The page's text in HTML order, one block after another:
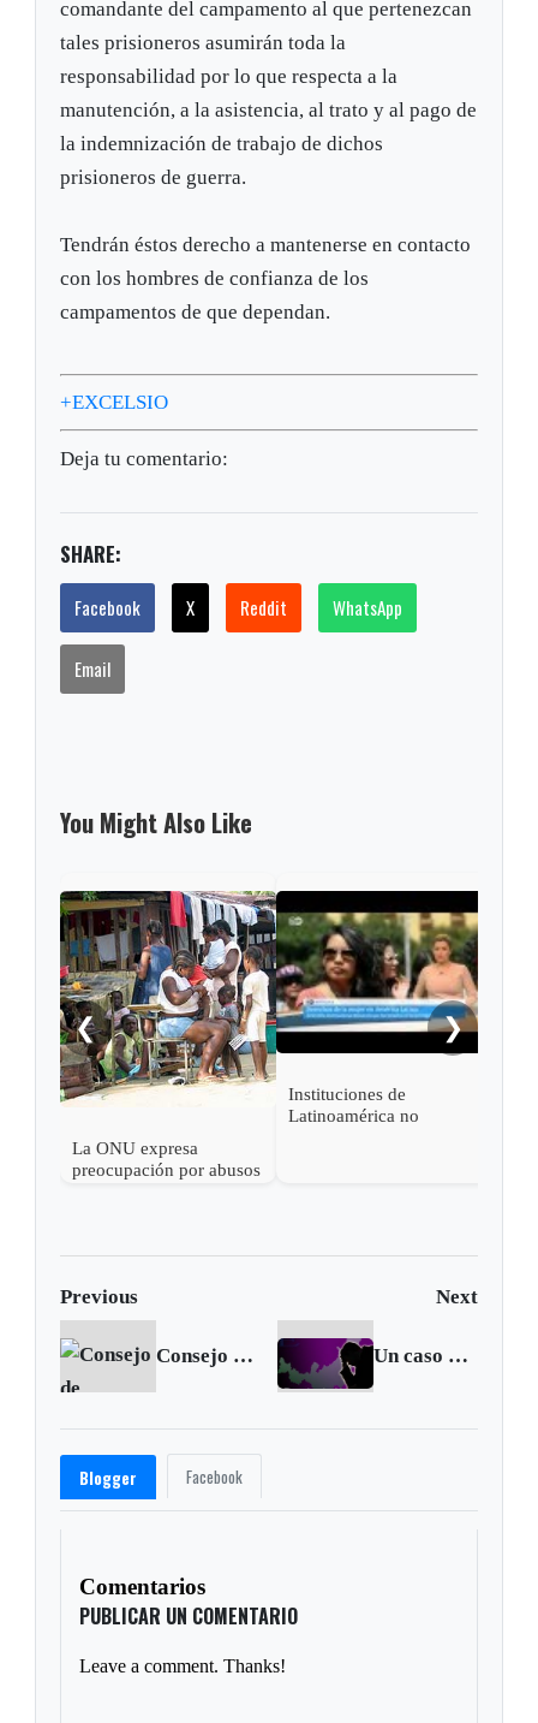
comandante del campamento al que pertenezcan
tales prisioneros asumirán toda la
responsabilidad por lo que respecta a la
manutención, a la asistencia, al trato y al pago de
la indemnización de trabajo de dichos
prisioneros de guerra.
Tendrán éstos derecho a mantenerse en contacto
con los hombres de confianza de los
campamentos de que dependan.
+EXCELSIO
Deja tu comentario:
SHARE:
Facebook X Reddit WhatsApp
Email
You Might Also Like
❮
La ONU expresa
preocupación por abusos
Instituciones de
Latinoamérica no
❯
Previous Next
Consejo de Seguridad de la ONU reitera su preocupación por brote de ébola Un caso de suicidio se registró en Saboyá
Blogger Facebook
Comentarios
PUBLICAR UN COMENTARIO
Leave a comment. Thanks!